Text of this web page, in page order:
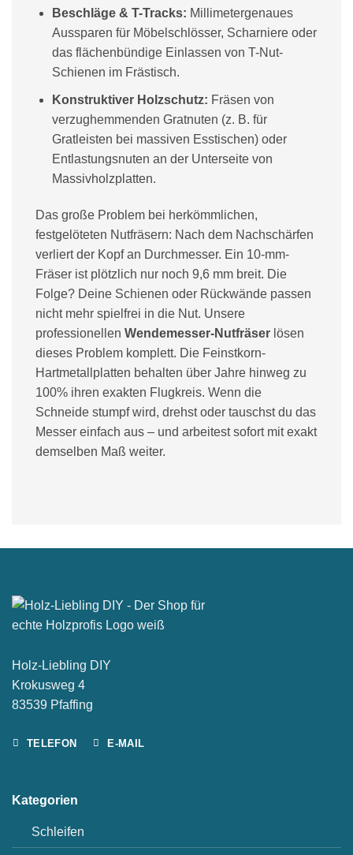
Beschläge & T-Tracks: Millimetergenaues
Aussparen für Möbelschlösser, Scharniere oder
das flächenbündige Einlassen von T-Nut-
Schienen im Frästisch.
Konstruktiver Holzschutz: Fräsen von
verzughemmenden Gratnuten (z. B. für
Gratleisten bei massiven Esstischen) oder
Entlastungsnuten an der Unterseite von
Massivholzplatten.
Das große Problem bei herkömmlichen,
festgelöteten Nutfräsern: Nach dem Nachschärfen
verliert der Kopf an Durchmesser. Ein 10-mm-
Fräser ist plötzlich nur noch 9,6 mm breit. Die
Folge? Deine Schienen oder Rückwände passen
nicht mehr spielfrei in die Nut. Unsere
professionellen Wendemesser-Nutfräser lösen
dieses Problem komplett. Die Feinstkorn-
Hartmetallplatten behalten über Jahre hinweg zu
100% ihren exakten Flugkreis. Wenn die
Schneide stumpf wird, drehst oder tauschst du das
Messer einfach aus – und arbeitest sofort mit exakt
demselben Maß weiter.
Holz-Liebling DIY
Krokusweg 4
83539 Pfaffing
TELEFON E-MAIL
Kategorien
Schleifen